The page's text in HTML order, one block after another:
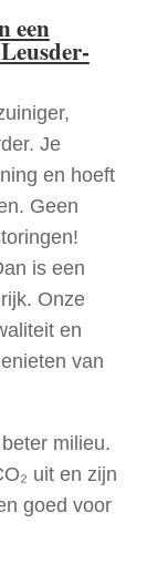
een
Je
en hoeft
Geen
is een
Onze
en
van
milieu.
uit en zijn
goed voor